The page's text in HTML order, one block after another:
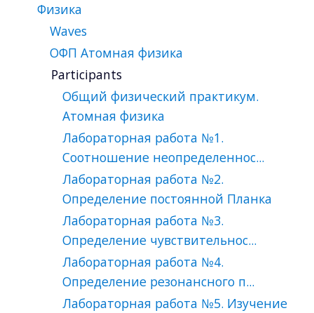
Физика
Waves
ОФП Атомная физика
Participants
Общий физический практикум.
Атомная физика
Лабораторная работа №1.
Соотношение неопределеннос...
Лабораторная работа №2.
Определение постоянной Планка
Лабораторная работа №3.
Определение чувствительнос...
Лабораторная работа №4.
Определение резонансного п...
Лабораторная работа №5. Изучение